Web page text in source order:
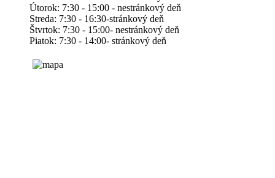
Útorok: 7:30 - 15:00 - nestránkový deň
Streda: 7:30 - 16:30-stránkový deň
Štvrtok: 7:30 - 15:00- nestránkový deň
Piatok: 7:30 - 14:00- stránkový deň